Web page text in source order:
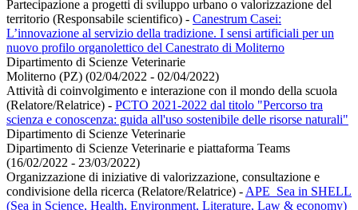
Partecipazione a progetti di sviluppo urbano o valorizzazione del
territorio (Responsabile scientifico) - Canestrum Casei:
L’innovazione al servizio della tradizione. I sensi artificiali per un
nuovo profilo organolettico del Canestrato di Moliterno
Dipartimento di Scienze Veterinarie
Moliterno (PZ) (02/04/2022 - 02/04/2022)
Attività di coinvolgimento e interazione con il mondo della scuola
(Relatore/Relatrice) - PCTO 2021-2022 dal titolo "Percorso tra
scienza e conoscenza: guida all'uso sostenibile delle risorse naturali"
Dipartimento di Scienze Veterinarie
Dipartimento di Scienze Veterinarie e piattaforma Teams
(16/02/2022 - 23/03/2022)
Organizzazione di iniziative di valorizzazione, consultazione e
condivisione della ricerca (Relatore/Relatrice) - APE_Sea in SHELL
(Sea in Science, Health, Environment, Literature, Law & economy)